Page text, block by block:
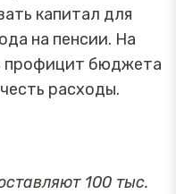
капитал для
на пенсии. На
профицит бюджета
расходы.
100 тыс.